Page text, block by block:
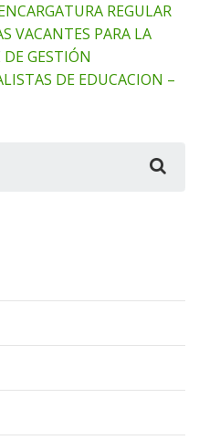
REGULAR
VACANTES PARA LA
DE GESTIÓN
DE EDUCACION –